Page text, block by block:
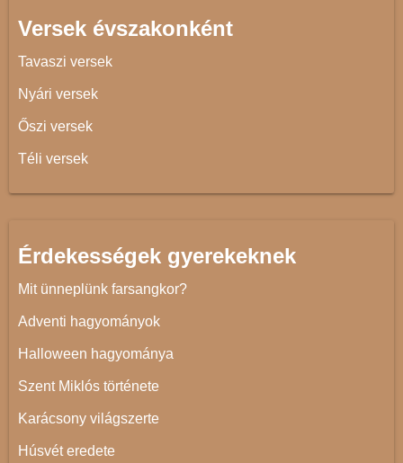
Versek évszakonként
Tavaszi versek
Nyári versek
Őszi versek
Téli versek
Érdekességek gyerekeknek
Mit ünneplünk farsangkor?
Adventi hagyományok
Halloween hagyománya
Szent Miklós története
Karácsony világszerte
Húsvét eredete